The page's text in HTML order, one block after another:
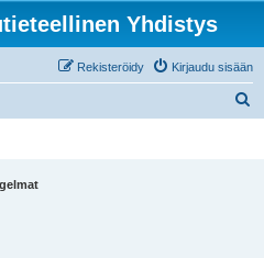
Yhdistys
Kirjaudu sisään
Rekisteröidy